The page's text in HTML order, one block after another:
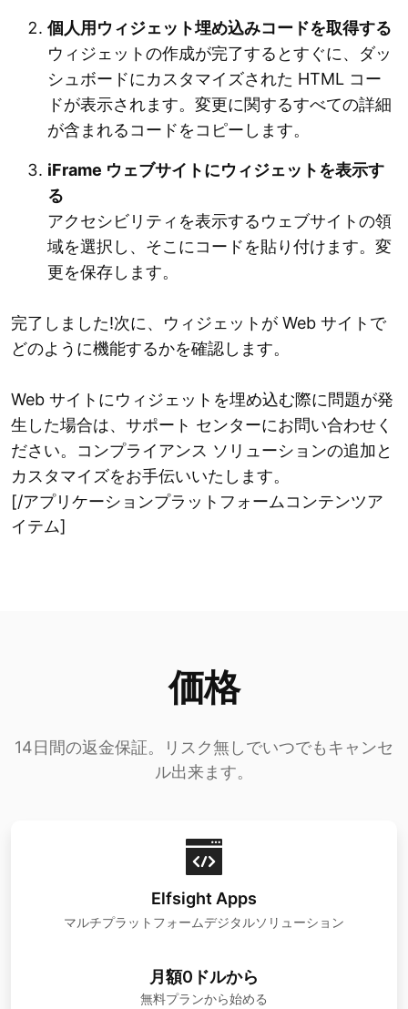
個人用ウィジェット埋め込みコードを取得する
ウィジェットの作成が完了するとすぐに、ダッ
シュボードにカスタマイズされた HTML コー
ドが表示されます。変更に関するすべての詳細
が含まれるコードをコピーします。
iFrame ウェブサイトにウィジェットを表示す
る
アクセシビリティを表示するウェブサイトの領
域を選択し、そこにコードを貼り付けます。変
更を保存します。
完了しました!次に、ウィジェットが Web サイトで
どのように機能するかを確認します。
Web サイトにウィジェットを埋め込む際に問題が発
生した場合は、サポート センターにお問い合わせく
ださい。コンプライアンス ソリューションの追加と
カスタマイズをお手伝いいたします。
[/アプリケーションプラットフォームコンテンツア
イテム]
価格
14日間の返金保証。リスク無しでいつでもキャンセ
ル出来ます。
Elfsight Apps
マルチプラットフォームデジタルソリューション
月額0ドルから
無料プランから始める